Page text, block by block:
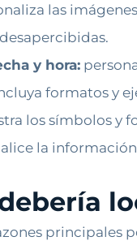
las
y hora:
formatos y
los símbolos y
la
principales